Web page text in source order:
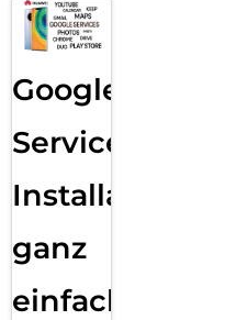
Google
Services
Installation
ganz
einfach